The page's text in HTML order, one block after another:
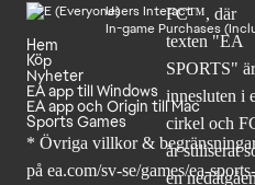
Users Interact
In-game Purchases
Hem
Köp
Nyheter
EA app till Windows
EA app och Origin till Mac
Sports Games
* Övriga villkor &
på ea.com/sv-se/games/ea-